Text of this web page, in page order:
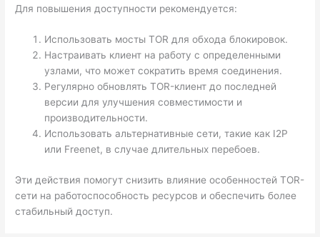
Для повышения доступности рекомендуется:
Использовать мосты TOR для обхода блокировок.
Настраивать клиент на работу с определенными
узлами, что может сократить время соединения.
Регулярно обновлять TOR-клиент до последней
версии для улучшения совместимости и
производительности.
Использовать альтернативные сети, такие как I2P
или Freenet, в случае длительных перебоев.
Эти действия помогут снизить влияние особенностей TOR-
сети на работоспособность ресурсов и обеспечить более
стабильный доступ.